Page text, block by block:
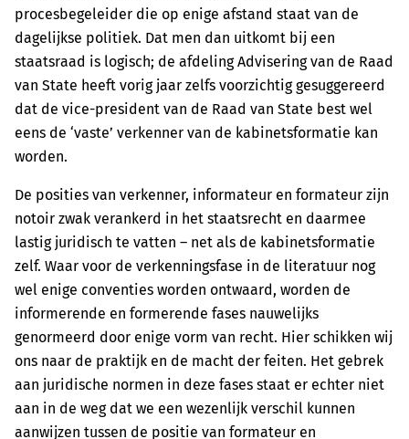
procesbegeleider die op enige afstand staat van de
dagelijkse politiek. Dat men dan uitkomt bij een
staatsraad is logisch; de afdeling Advisering van de Raad
van State heeft vorig jaar zelfs voorzichtig gesuggereerd
dat de vice-president van de Raad van State best wel
eens de ‘vaste’ verkenner van de kabinetsformatie kan
worden.
De posities van verkenner, informateur en formateur zijn
notoir zwak verankerd in het staatsrecht en daarmee
lastig juridisch te vatten – net als de kabinetsformatie
zelf. Waar voor de verkenningsfase in de literatuur nog
wel enige conventies worden ontwaard, worden de
informerende en formerende fases nauwelijks
genormeerd door enige vorm van recht. Hier schikken wij
ons naar de praktijk en de macht der feiten. Het gebrek
aan juridische normen in deze fases staat er echter niet
aan in de weg dat we een wezenlijk verschil kunnen
aanwijzen tussen de positie van formateur en